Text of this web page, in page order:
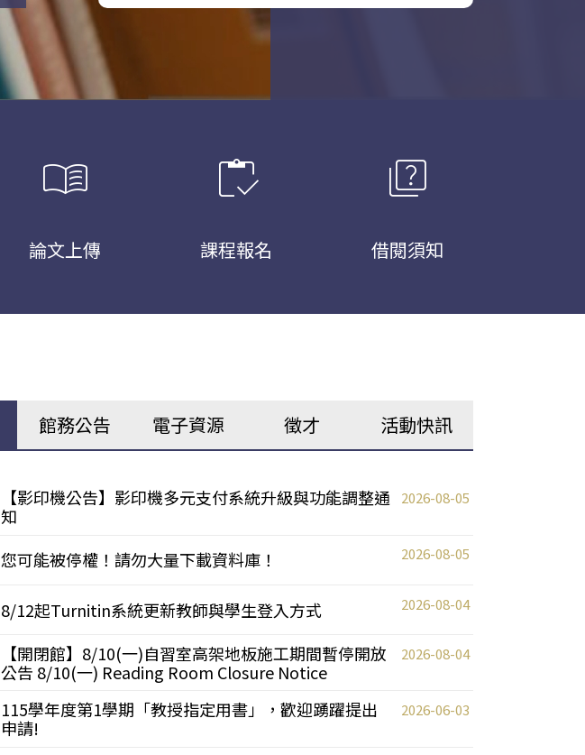
menu_book
論文上傳
inventory
課程報名
quiz
借閱須知
館務公告 電子資源 徵才 活動快訊
【影印機公告】影印機多元支付系統升級與功能調整通
知
2026-08-05
您可能被停權！請勿大量下載資料庫！ 2026-08-05
8/12起Turnitin系統更新教師與學生登入方式 2026-08-04
【開閉館】8/10(一)自習室高架地板施工期間暫停開放
公告 8/10(一) Reading Room Closure Notice
2026-08-04
115學年度第1學期「教授指定用書」，歡迎踴躍提出
申請!
2026-06-03